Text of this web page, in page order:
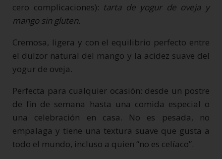
cero complicaciones): tarta de yogur de oveja y
mango sin gluten.
Cremosa, ligera y con el equilibrio perfecto entre
el dulzor natural del mango y la acidez suave del
yogur de oveja.
Perfecta para cualquier ocasión: desde un postre
de fin de semana hasta una comida especial o
una celebración en casa. No es pesada, no
empalaga y tiene una textura suave que gusta a
todo el mundo, incluso a quien “no es celíaco”.